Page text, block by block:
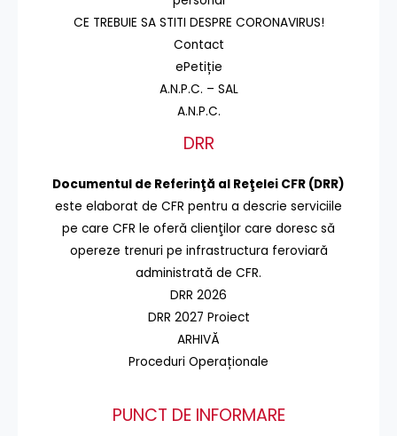
CE TREBUIE SA STITI DESPRE CORONAVIRUS!
Contact
ePetiție
A.N.P.C. – SAL
A.N.P.C.
DRR
Documentul de Referinţă al Reţelei CFR (DRR)
este elaborat de CFR pentru a descrie serviciile
pe care CFR le oferă clienţilor care doresc să
opereze trenuri pe infrastructura feroviară
administrată de CFR.
DRR 2026
DRR 2027 Proiect
ARHIVĂ
Proceduri Operaționale
PUNCT DE INFORMARE